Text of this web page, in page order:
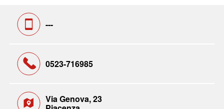
---
0523-716985
Via Genova, 23